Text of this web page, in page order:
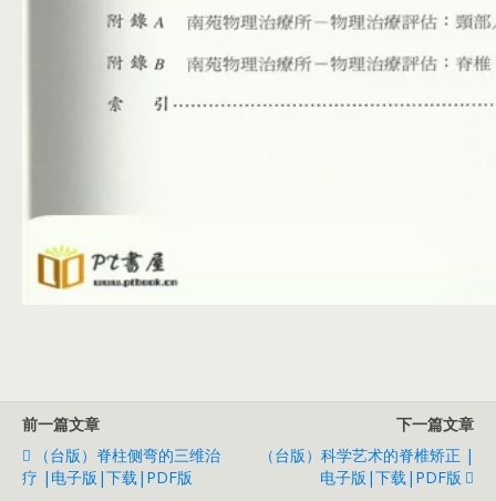
前一篇文章
（台版）脊柱侧弯的三维治
疗 |电子版|下载|PDF版
下一篇文章
​（台版）科学艺术的脊椎矫正 |
电子版|下载|PDF版